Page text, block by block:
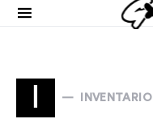
I INVENTARIO